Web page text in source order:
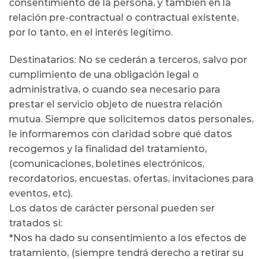
consentimiento de la persona, y también en la
relación pre-contractual o contractual existente,
por lo tanto, en el interés legítimo.
Destinatarios: No se cederán a terceros, salvo por
cumplimiento de una obligación legal o
administrativa, o cuando sea necesario para
prestar el servicio objeto de nuestra relación
mutua. Siempre que solicitemos datos personales,
le informaremos con claridad sobre qué datos
recogemos y la finalidad del tratamiento,
(comunicaciones, boletines electrónicos,
recordatorios, encuestas, ofertas, invitaciones para
eventos, etc).
Los datos de carácter personal pueden ser
tratados si:
*Nos ha dado su consentimiento a los efectos de
tratamiento, (siempre tendrá derecho a retirar su